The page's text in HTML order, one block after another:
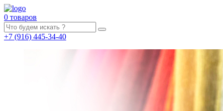
0 товаров
+7 (916) 445-34-40